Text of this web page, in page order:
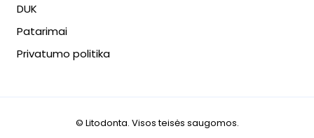
DUK
Patarimai
Privatumo politika
© Litodonta. Visos teisės saugomos.